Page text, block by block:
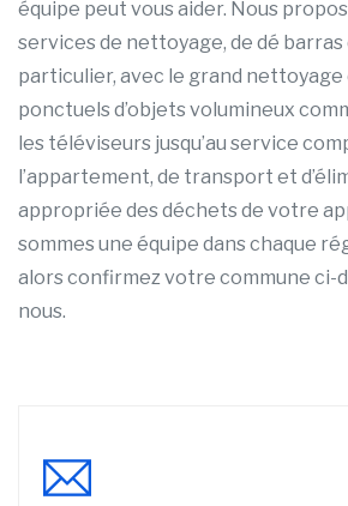
équipe peut vous aider. Nous
services de nettoyage, de dé barras
particulier, avec le grand nettoyage
ponctuels d’objets volumineux
les téléviseurs jusqu’au service
l’appartement, de transport et
appropriée des déchets de votre
sommes une équipe dans chaque
alors confirmez votre commune ci-
nous.